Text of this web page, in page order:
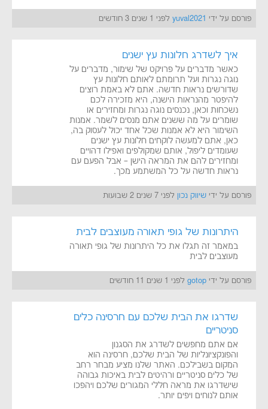
פורסם על ידי yuval2021 לפני 1 שנים 3 חודשים
איך לשדרג חלונות עץ ישנים
כאשר מדברים על פרויקט של שימור, מדברים על
נוגה נגרות ועל תרומתם לאותם חלונות עץ
שדורשים נראות חדשה. אתם לא באמת רוצים
להיפטר מהנראות הישנה, היא מזכירה לכם
נשכחות וכאן, נכנסים נוגה נגרות ומחזירים או
שומרים על מה ששנים אתם מנסים לשמר. אמנות
השימור היא לא אמנות שכל אחד יכול לעסוק בה,
כאן, אתם למעשה לוקחים חלונות עץ ישנים
שעומדים ליפול, אותם שמקולפים ואפילו דהויים
ומחזירים להם את המראה הישן – אבל הפעם עם
נראות חדשה על כל המשתמע מכך.
פורסם על ידי שיווק נכון לפני 7 שנים 2 שבועות
היתרונות של גופי תאורה מעוצבים לבית
במאמר זה תגלו את כל היתרונות של גופי תאורה
מעוצבים לבית
פורסם על ידי gotop לפני 1 שנים 11 חודשים
שדרגו את הבית שלכם עם חרסינה כלים
סניטריים
אם אתם מחפשים לשדרג את הסגנון
והפונקציונליות של הבית שלכם, חרסינה הוא
המקום בשבילכם. האתר שלנו מציע מבחר רחב
של כלים סניטריים ורהיטים לבית באיכות גבוהה
שישדרגו את מראה חללי המגורים שלכם ויהפכו
אותם לנוחים ויפים יותר.